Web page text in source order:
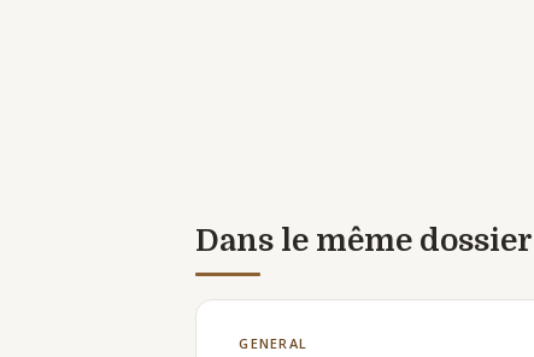
Dans le même dossier
GENERAL